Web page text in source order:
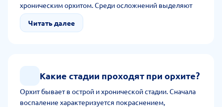
хроническим орхитом. Среди осложнений выделяют
хронический болевой синдром со снижением
тестостерона, аутоиммунным бесплодием. Редко, когда
Читать далее
Какие стадии проходят при орхите?
Орхит бывает в острой и хронической стадии. Сначала
воспаление характеризуется покраснением,